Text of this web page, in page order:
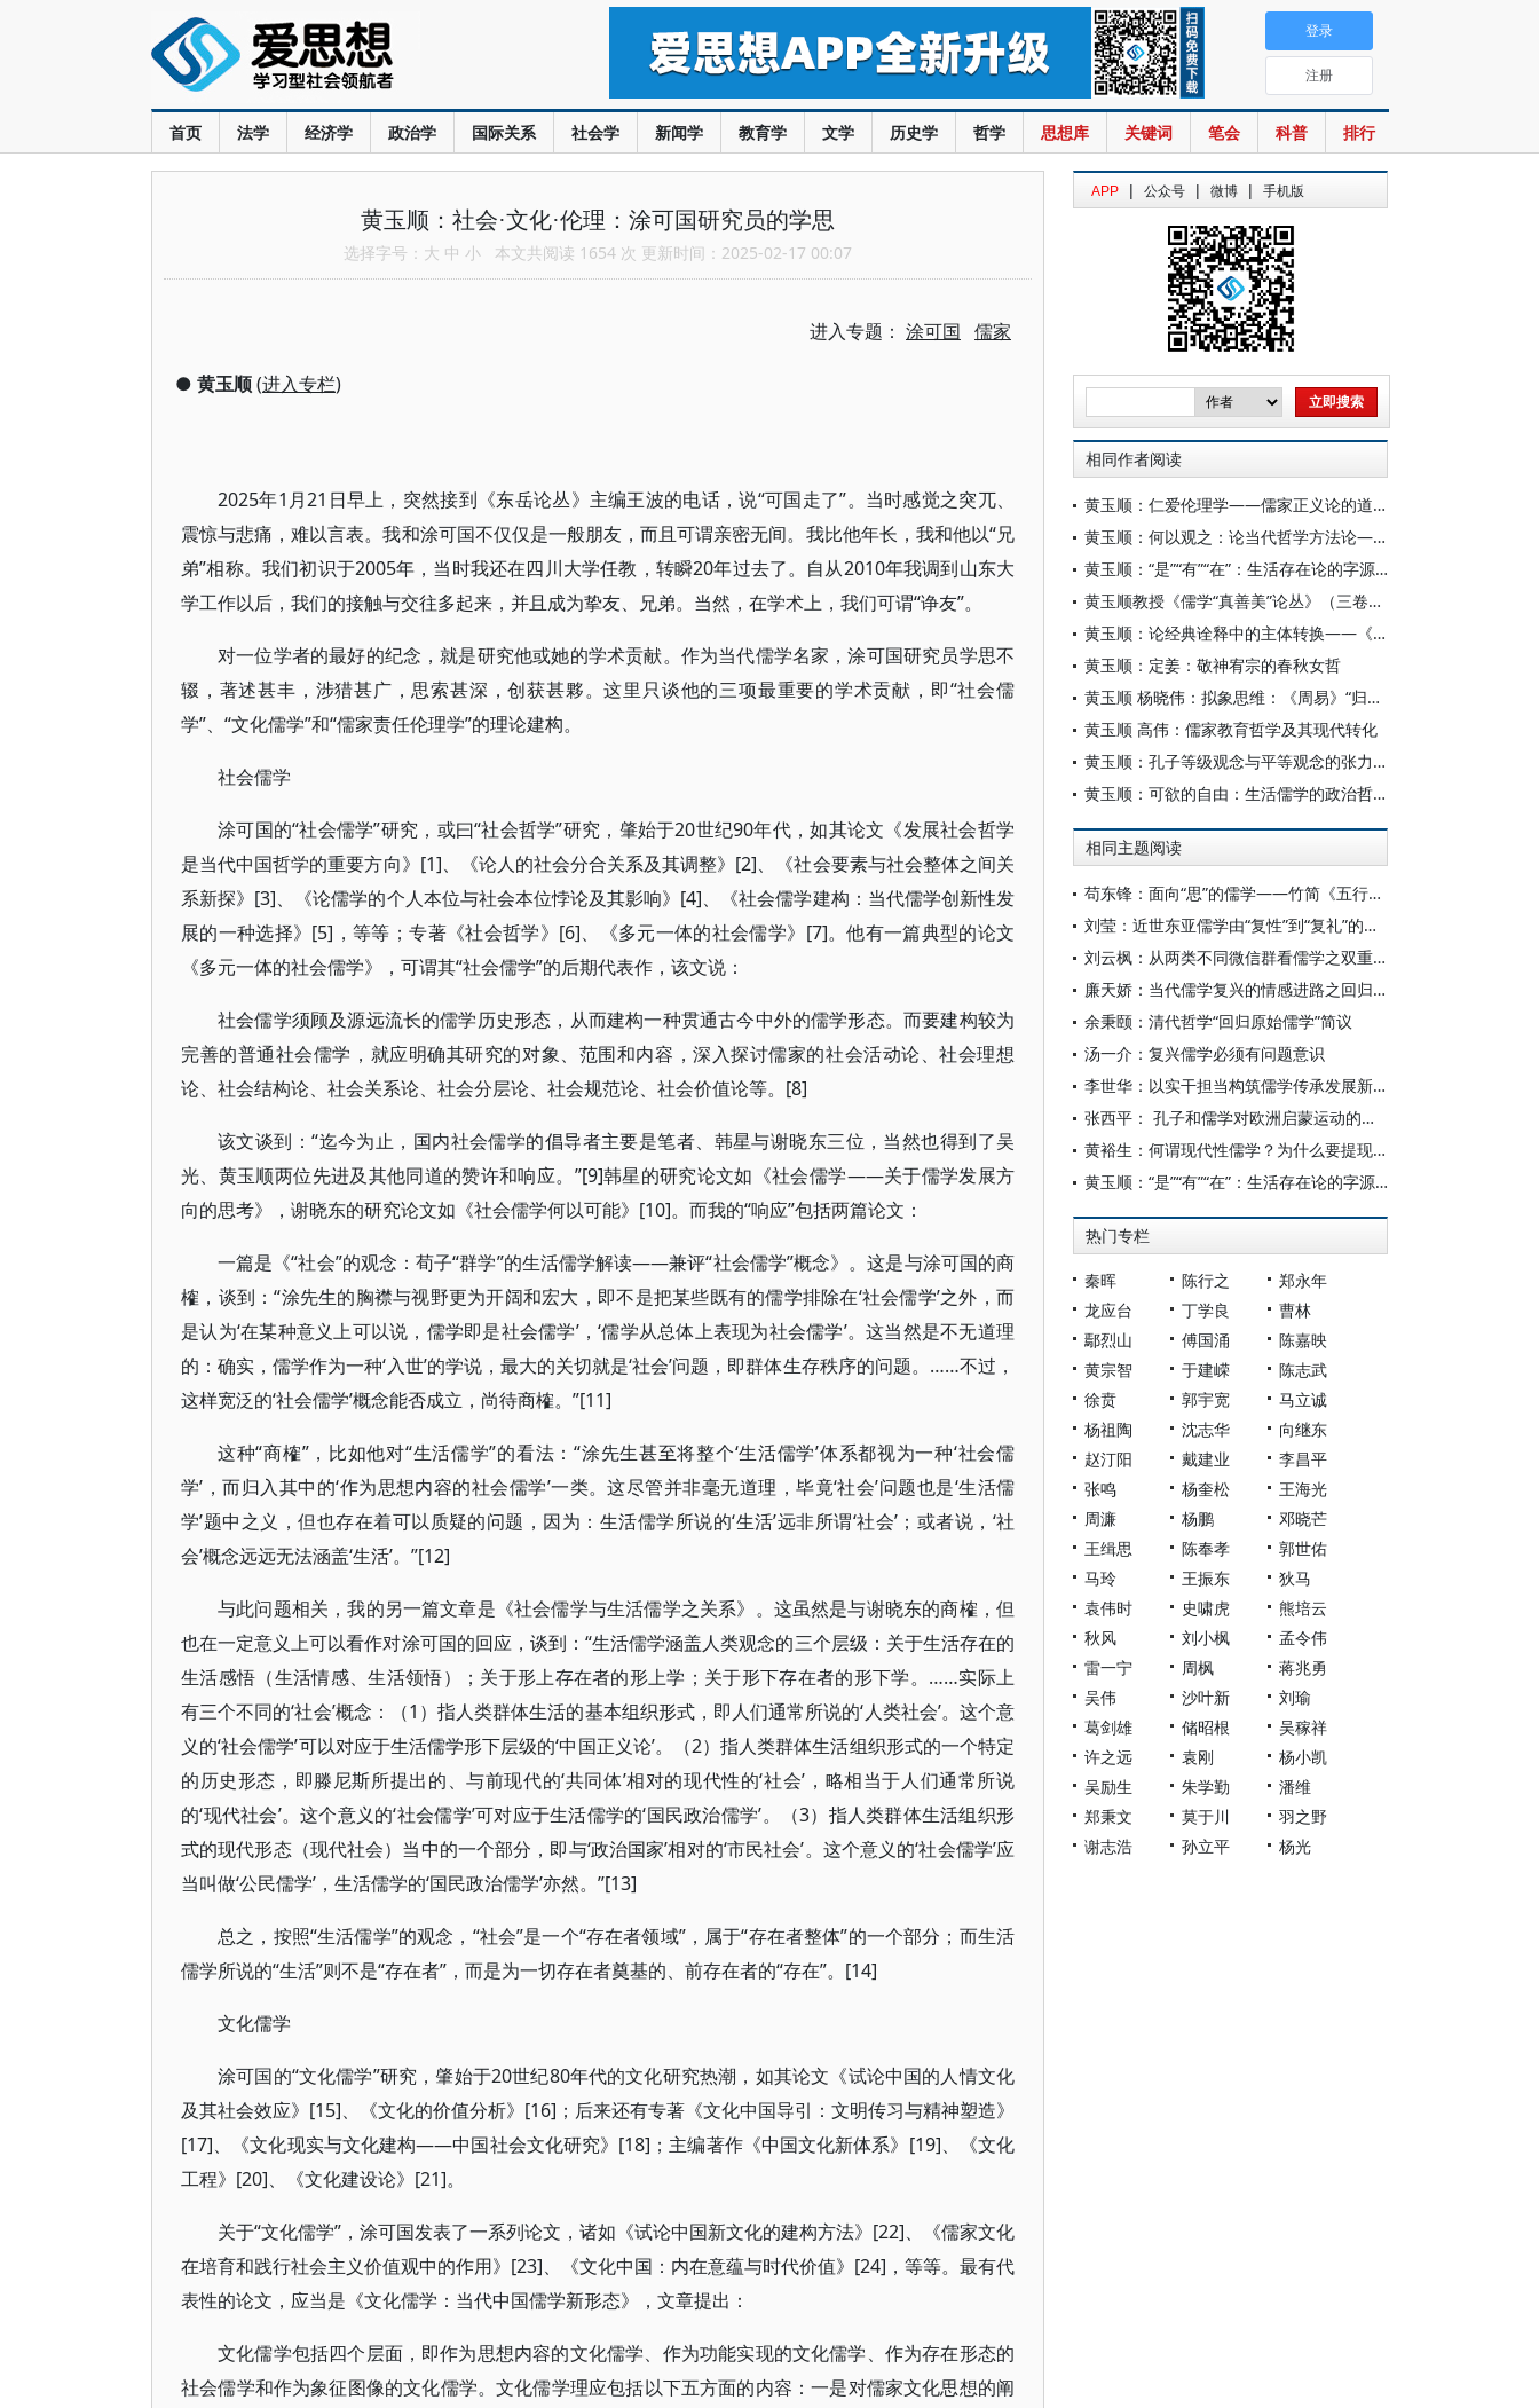
首页 法学 经济学 政治学 国际关系 社会学 新闻学 教育学 文学 历史学 哲学 思想库 关键词 笔会 科普 排行
登录
注册
黄玉顺：社会·文化·伦理：涂可国研究员的学思
选择字号： 大 中 小 本文共阅读 1654 次 更新时间：2025-02-17 00:07
进入专题： 涂可国 儒家
● 黄玉顺(进入专栏)
2025年1月21日早上，突然接到《东岳论丛》主编王波的电话，说“可国走了”。当时感觉之突兀、
震惊与悲痛，难以言表。我和涂可国不仅仅是一般朋友，而且可谓亲密无间。我比他年长，我和他以“兄
弟”相称。我们初识于2005年，当时我还在四川大学任教，转瞬20年过去了。自从2010年我调到山东大
学工作以后，我们的接触与交往多起来，并且成为挚友、兄弟。当然，在学术上，我们可谓“诤友”。
对一位学者的最好的纪念，就是研究他或她的学术贡献。作为当代儒学名家，涂可国研究员学思不
辍，著述甚丰，涉猎甚广，思索甚深，创获甚夥。这里只谈他的三项最重要的学术贡献，即“社会儒
学”、“文化儒学”和“儒家责任伦理学”的理论建构。
社会儒学
涂可国的“社会儒学”研究，或曰“社会哲学”研究，肇始于20世纪90年代，如其论文《发展社会哲学
是当代中国哲学的重要方向》[1]、《论人的社会分合关系及其调整》[2]、《社会要素与社会整体之间关
系新探》[3]、《论儒学的个人本位与社会本位悖论及其影响》[4]、《社会儒学建构：当代儒学创新性发
展的一种选择》[5]，等等；专著《社会哲学》[6]、《多元一体的社会儒学》[7]。他有一篇典型的论文
《多元一体的社会儒学》，可谓其“社会儒学”的后期代表作，该文说：
社会儒学须顾及源远流长的儒学历史形态，从而建构一种贯通古今中外的儒学形态。而要建构较为
完善的普通社会儒学，就应明确其研究的对象、范围和内容，深入探讨儒家的社会活动论、社会理想
论、社会结构论、社会关系论、社会分层论、社会规范论、社会价值论等。[8]
该文谈到：“迄今为止，国内社会儒学的倡导者主要是笔者、韩星与谢晓东三位，当然也得到了吴
光、黄玉顺两位先进及其他同道的赞许和响应。”[9]韩星的研究论文如《社会儒学——关于儒学发展方
向的思考》，谢晓东的研究论文如《社会儒学何以可能》[10]。而我的“响应”包括两篇论文：
一篇是《“社会”的观念：荀子“群学”的生活儒学解读——兼评“社会儒学”概念》。这是与涂可国的商
榷，谈到：“涂先生的胸襟与视野更为开阔和宏大，即不是把某些既有的儒学排除在‘社会儒学’之外，而
是认为‘在某种意义上可以说，儒学即是社会儒学’，‘儒学从总体上表现为社会儒学’。这当然是不无道理
的：确实，儒学作为一种‘入世’的学说，最大的关切就是‘社会’问题，即群体生存秩序的问题。……不过，
这样宽泛的‘社会儒学’概念能否成立，尚待商榷。”[11]
这种“商榷”，比如他对“生活儒学”的看法：“涂先生甚至将整个‘生活儒学’体系都视为一种‘社会儒
学’，而归入其中的‘作为思想内容的社会儒学’一类。这尽管并非毫无道理，毕竟‘社会’问题也是‘生活儒
学’题中之义，但也存在着可以质疑的问题，因为：生活儒学所说的‘生活’远非所谓‘社会’；或者说，‘社
会’概念远远无法涵盖‘生活’。”[12]
与此问题相关，我的另一篇文章是《社会儒学与生活儒学之关系》。这虽然是与谢晓东的商榷，但
也在一定意义上可以看作对涂可国的回应，谈到：“生活儒学涵盖人类观念的三个层级：关于生活存在的
生活感悟（生活情感、生活领悟）；关于形上存在者的形上学；关于形下存在者的形下学。……实际上
有三个不同的‘社会’概念：（1）指人类群体生活的基本组织形式，即人们通常所说的‘人类社会’。这个意
义的‘社会儒学’可以对应于生活儒学形下层级的‘中国正义论’。（2）指人类群体生活组织形式的一个特定
的历史形态，即滕尼斯所提出的、与前现代的‘共同体’相对的现代性的‘社会’，略相当于人们通常所说
的‘现代社会’。这个意义的‘社会儒学’可对应于生活儒学的‘国民政治儒学’。（3）指人类群体生活组织形
式的现代形态（现代社会）当中的一个部分，即与‘政治国家’相对的‘市民社会’。这个意义的‘社会儒学’应
当叫做‘公民儒学’，生活儒学的‘国民政治儒学’亦然。”[13]
总之，按照“生活儒学”的观念，“社会”是一个“存在者领域”，属于“存在者整体”的一个部分；而生活
儒学所说的“生活”则不是“存在者”，而是为一切存在者奠基的、前存在者的“存在”。[14]
文化儒学
涂可国的“文化儒学”研究，肇始于20世纪80年代的文化研究热潮，如其论文《试论中国的人情文化
及其社会效应》[15]、《文化的价值分析》[16]；后来还有专著《文化中国导引：文明传习与精神塑造》
[17]、《文化现实与文化建构——中国社会文化研究》[18]；主编著作《中国文化新体系》[19]、《文化
工程》[20]、《文化建设论》[21]。
关于“文化儒学”，涂可国发表了一系列论文，诸如《试论中国新文化的建构方法》[22]、《儒家文化
在培育和践行社会主义价值观中的作用》[23]、《文化中国：内在意蕴与时代价值》[24]，等等。最有代
表性的论文，应当是《文化儒学：当代中国儒学新形态》，文章提出：
文化儒学包括四个层面，即作为思想内容的文化儒学、作为功能实现的文化儒学、作为存在形态的
社会儒学和作为象征图像的文化儒学。文化儒学理应包括以下五方面的内容：一是对儒家文化思想的阐
APP | 公众号 | 微博 | 手机版
相同作者阅读
黄玉顺：仁爱伦理学——儒家正义论的道德哲学基础效应
黄玉顺：何以观之：论当代哲学方法论——从杨国荣新著《以人观之》谈起
黄玉顺：“是”“有”“在”：生活存在论的字源学考察
黄玉顺教授《儒学“真善美”论丛》（三卷）出版
黄玉顺：论经典诠释中的主体转换——《中庸》学史的启示
黄玉顺：定姜：敬神宥宗的春秋女哲
黄玉顺 杨晓伟：拟象思维：《周易》“归纳‒演绎”的类比特质——《易传》“象”观念的认识论分析
黄玉顺 高伟：儒家教育哲学及其现代转化
黄玉顺：孔子等级观念与平等观念的张力及其化解
黄玉顺：可欲的自由：生活儒学的政治哲学要义
相同主题阅读
苟东锋：面向“思”的儒学——竹简《五行》中的三“思”论
刘莹：近世东亚儒学由“复性”到“复礼”的范式转型
刘云枫：从两类不同微信群看儒学之双重困境——熟人群一潭死水，匿名群乱作一团
廉天娇：当代儒学复兴的情感进路之回归与重构——评黄玉顺《中国情感哲学的当代复兴》
余秉颐：清代哲学“回归原始儒学”简议
汤一介：复兴儒学必须有问题意识
李世华：以实干担当构筑儒学传承发展新高地
张西平： 孔子和儒学对欧洲启蒙运动的影响
黄裕生：何谓现代性儒学？为什么要提现代性儒学？
黄玉顺：“是”“有”“在”：生活存在论的字源学考察
热门专栏
秦晖 陈行之
郑永年
龙应台
丁学良
曹林
鄢烈山
傅国涌
陈嘉映
黄宗智
于建嵘
陈志武
徐贲
郭宇宽
马立诚
杨祖陶
沈志华
向继东
赵汀阳
戴建业
李昌平
张鸣
杨奎松
王海光
周濂
杨鹏
邓晓芒
王缉思
陈奉孝
郭世佑
马玲
王振东
狄马
袁伟时
史啸虎
熊培云
秋风
刘小枫
孟令伟
雷一宁
周枫
蒋兆勇
吴伟
沙叶新
刘瑜
葛剑雄
储昭根
吴稼祥
许之远
袁刚
杨小凯
吴励生
朱学勤
潘维
郑秉文
莫于川
羽之野
谢志浩
孙立平 杨光